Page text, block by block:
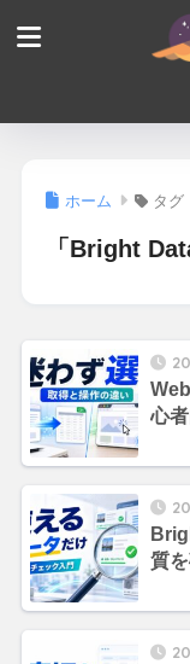
ホーム タグ
「Bright
心
質